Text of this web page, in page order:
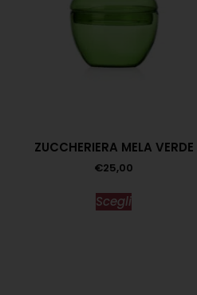
ZUCCHERIERA MELA VERDE
€25,00
Scegli